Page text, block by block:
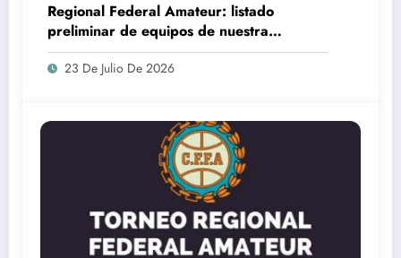
Regional Federal Amateur: listado
preliminar de equipos de nuestra
provincia que lo jugarán
23 De Julio De 2026